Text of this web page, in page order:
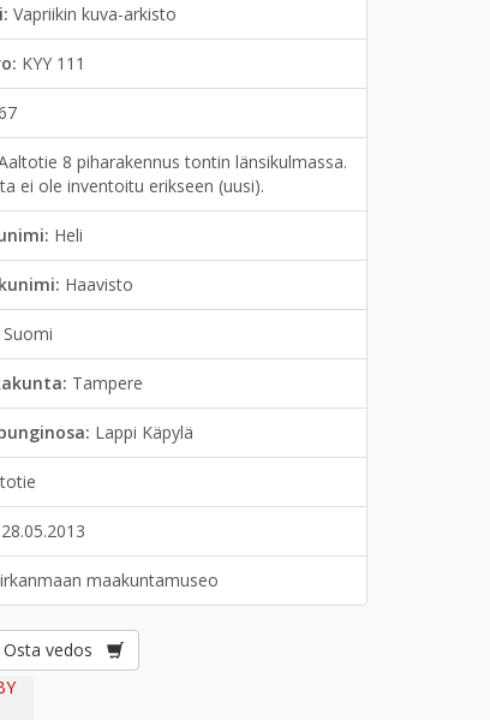
Vapriikin kuva-arkisto
KYY 111
8 piharakennus tontin länsikulmassa.
ei ole inventoitu erikseen (uusi).
Heli
Haavisto
Suomi
Tampere
Lappi Käpylä
28.05.2013
maakuntamuseo
Osta vedos